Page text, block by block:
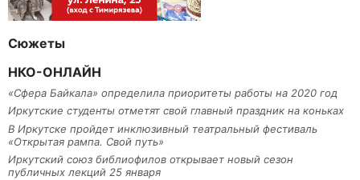
Сюжеты
НКО-ОНЛАЙН
«Сфера Байкала» определила приоритеты работы на 2020 год
Иркутские студенты отметят свой главный праздник на коньках
В Иркутске пройдет инклюзивный театральный фестиваль
«Открытая рампа. Свой путь»
Иркутский союз библиофилов открывает новый сезон
публичных лекций 25 января